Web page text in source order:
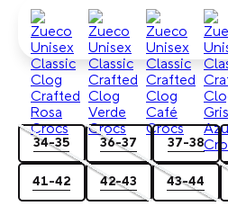
34-35 36-37 37-38
41-42 42-43 43-44